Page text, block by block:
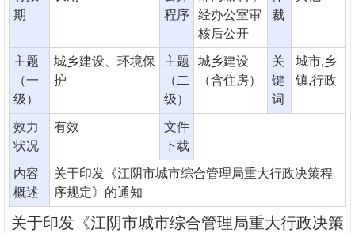
期
程序
经办公室审
核后公开
裁
主题
（一
级）
城乡建设、环境保
护
主题
（二
级）
城乡建设
（含住房）
关
键
词
城市,乡
镇,行政
效力
状况
有效
文件
下载
内容
概述
关于印发《江阴市城市综合管理局重大行政决策程
序规定》的通知
关于印发《江阴市城市综合管理局重大行政决策